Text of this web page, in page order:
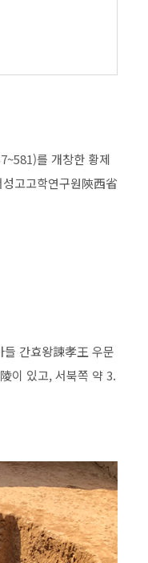
를 개창한 황제
고고학연구원陝西省
간효왕諫孝王 우문
이 있고, 서북쪽 약 3.